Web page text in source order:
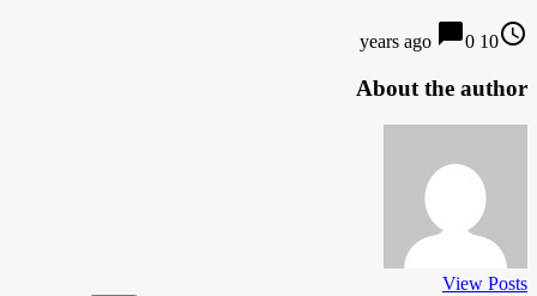
access_time
10 years ago
chat_bubble0
About the author
View Posts